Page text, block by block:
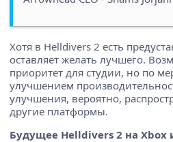
Хотя в Helldivers 2 есть
оставляет желать лучшего.
приоритет для студии, но по
улучшением
улучшения, вероятно,
другие платформы.
Будущее Helldivers 2 на Xbox